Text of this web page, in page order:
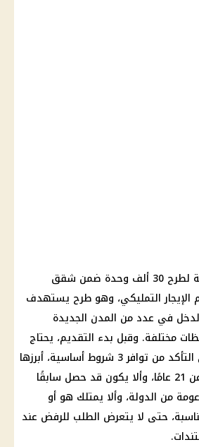
تستعد الجهات المعنية لطرح 30 ألف وحدة ضمن شقق
الإيجار التمليكي، وهو طرح يستهدف
في عدد من المدن الجديدة
مختلفة. وقبل بدء التقديم، يحتاج
الراغبون في الحجز إلى التأكد من توافر 3 شروط أساسية، أبرزها
ألا يقل سن المتقدم عن 21 عامًا، وألا يكون قد حصل سابقًا
من الدولة، وألا يمتلك هو أو
حتى لا يتعرض الطلب للرفض عند